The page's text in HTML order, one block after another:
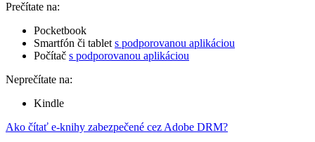
Prečítate na:
Pocketbook
Smartfón či tablet s podporovanou aplikáciou
Počítač s podporovanou aplikáciou
Neprečítate na:
Kindle
Ako čítať e-knihy zabezpečené cez Adobe DRM?